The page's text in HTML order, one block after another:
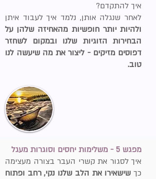
איך להתקדם?
לאחר שנגלה אותן, נלמד איך לעבוד איתן
ולהיות יותר חופשיות מהאחיזה שלהן על
הבחירות הזוגיות שלנו ובמקום לשחזר
דפוסים מזיקים - ליצור את מה שיעשה לנו
טוב.
מפגש 5 - משלימות יחסים וסוגרות מעגל
איך לסגור את קשרי העבר בצורה מעצימה
כך שישאירו את הלב שלנו נקי, רחב ופתוח